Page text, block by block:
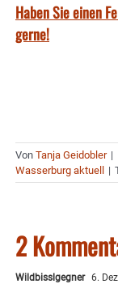
Haben Sie einen
gerne!
Von Tanja Geidobler |
Wasserburg aktuell
|
2
Wildbisslgegner 6.